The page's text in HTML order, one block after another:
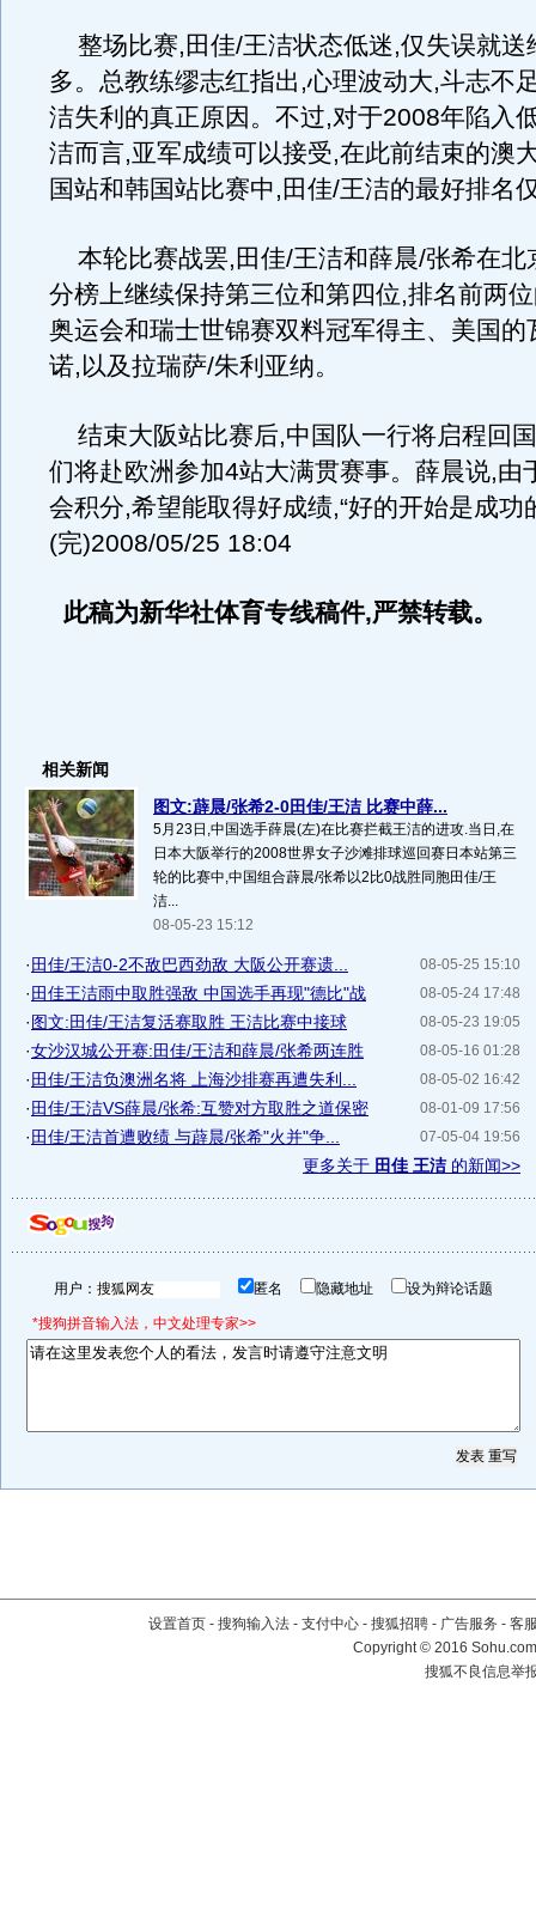
整场比赛,田佳/王洁状态低迷,仅失误就送
多。总教练缪志红指出,心理波动大,斗志不
洁失利的真正原因。不过,对于2008年陷入
洁而言,亚军成绩可以接受,在此前结束的澳
国站和韩国站比赛中,田佳/王洁的最好排名
本轮比赛战罢,田佳/王洁和薛晨/张希在北
分榜上继续保持第三位和第四位,排名前两
奥运会和瑞士世锦赛双料冠军得主、美国的
诺,以及拉瑞萨/朱利亚纳。
结束大阪站比赛后,中国队一行将启程回
们将赴欧洲参加4站大满贯赛事。薛晨说,由
会积分,希望能取得好成绩,“好的开始是成功
(完)2008/05/25 18:04
此稿为新华社体育专线稿件,严禁转载。
相关新闻
图文:薜晨/张希2-0田佳/王洁 比赛中薛...
5月23日,中国选手薛晨(左)在比赛拦截王洁的进攻.当日,在
日本大阪举行的2008世界女子沙滩排球巡回赛日本站第三
轮的比赛中,中国组合薜晨/张希以2比0战胜同胞田佳/王
洁...
08-05-23 15:12
08-05-25 15:10
· 田佳/王洁0-2不敌巴西劲敌 大阪公开赛遗...
08-05-24 17:48
· 田佳王洁雨中取胜强敌 中国选手再现"德比"战
08-05-23 19:05
·图文:田佳/王洁复活赛取胜 王洁比赛中接球
08-05-16 01:28
·女沙汉城公开赛:田佳/王洁和薛晨/张希两连胜
08-05-02 16:42
· 田佳/王洁负澳洲名将 上海沙排赛再遭失利...
08-01-09 17:56
· 田佳/王洁VS薛晨/张希:互赞对方取胜之道保密
07-05-04 19:56
· 田佳/王洁首遭败绩 与薜晨/张希"火并"争...
更多关于 田佳 王洁的新闻>>
用户： 匿名 隐藏地址 设为辩论话题
*搜狗拼音输入法，中文处理专家>>
设置首页 - 搜狗输入法 - 支付中心 - 搜狐招聘 - 广告服务 - 客
Copyright©2016
搜狐不良信息举